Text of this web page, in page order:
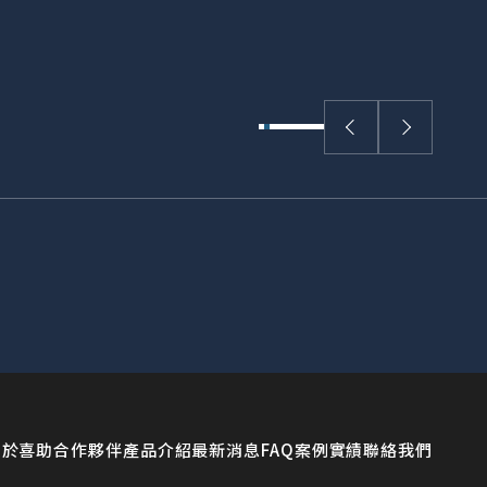
喜助合作夥伴產品介紹最新消息FAQ案例實績聯絡我們